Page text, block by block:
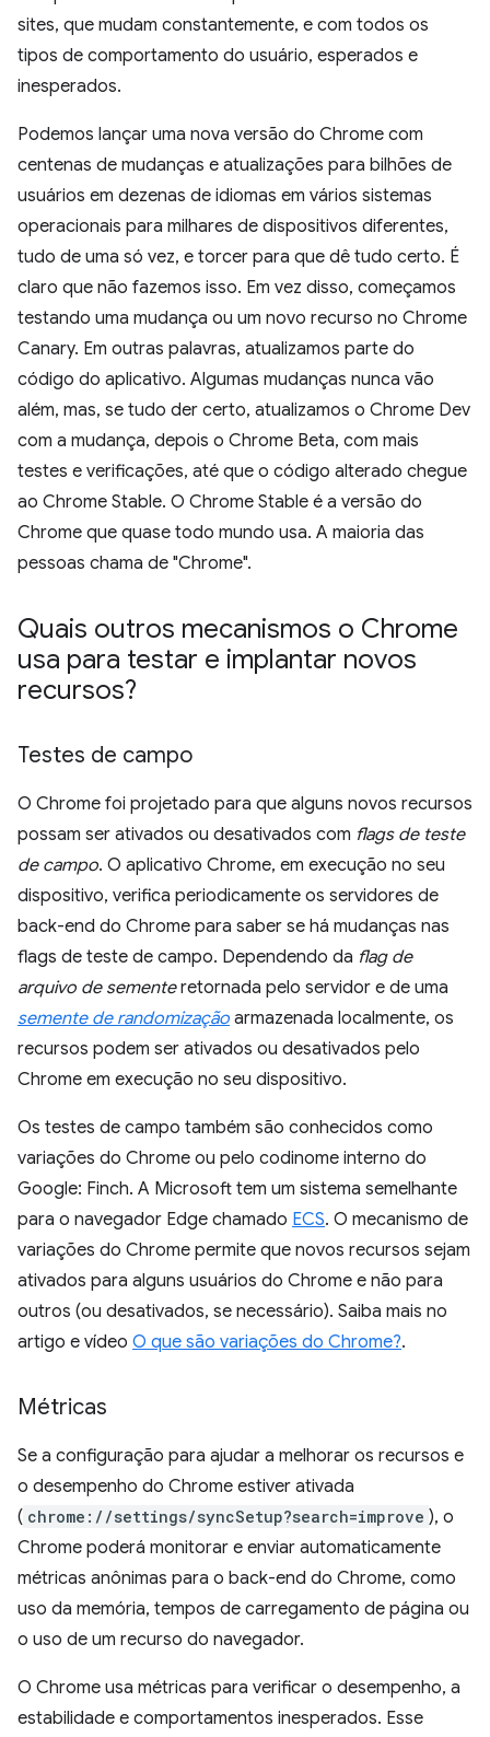
sites, que mudam constantemente, e com todos os
tipos de comportamento do usuário, esperados e
inesperados.
Podemos lançar uma nova versão do Chrome com
centenas de mudanças e atualizações para bilhões de
usuários em dezenas de idiomas em vários sistemas
operacionais para milhares de dispositivos diferentes,
tudo de uma só vez, e torcer para que dê tudo certo. É
claro que não fazemos isso. Em vez disso, começamos
testando uma mudança ou um novo recurso no Chrome
Canary. Em outras palavras, atualizamos parte do
código do aplicativo. Algumas mudanças nunca vão
além, mas, se tudo der certo, atualizamos o Chrome Dev
com a mudança, depois o Chrome Beta, com mais
testes e verificações, até que o código alterado chegue
ao Chrome Stable. O Chrome Stable é a versão do
Chrome que quase todo mundo usa. A maioria das
pessoas chama de "Chrome".
Quais outros mecanismos o Chrome
usa para testar e implantar novos
recursos?
Testes de campo
O Chrome foi projetado para que alguns novos recursos
possam ser ativados ou desativados com flags de teste
de campo. O aplicativo Chrome, em execução no seu
dispositivo, verifica periodicamente os servidores de
back-end do Chrome para saber se há mudanças nas
flags de teste de campo. Dependendo da flag de
arquivo de sementeretornada pelo servidor e de uma
semente de randomização armazenada localmente, os
recursos podem ser ativados ou desativados pelo
Chrome em execução no seu dispositivo.
Os testes de campo também são conhecidos como
variações do Chrome ou pelo codinome interno do
Google: Finch. A Microsoft tem um sistema semelhante
para o navegador Edge chamado ECS. O mecanismo de
variações do Chrome permite que novos recursos sejam
ativados para alguns usuários do Chrome e não para
outros (ou desativados, se necessário). Saiba mais no
artigo e vídeo O que são variações do Chrome?.
Métricas
Se a configuração para ajudar a melhorar os recursos e
o desempenho do Chrome estiver ativada
( chrome://settings/syncSetup?search=improve ), o
Chrome poderá monitorar e enviar automaticamente
métricas anônimas para o back-end do Chrome, como
uso da memória, tempos de carregamento de página ou
o uso de um recurso do navegador.
O Chrome usa métricas para verificar o desempenho, a
estabilidade e comportamentos inesperados. Esse